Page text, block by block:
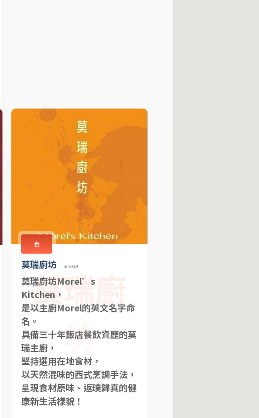
食
莫瑞廚坊 1614
莫瑞廚
坊
莫瑞廚坊Morel’s
Kitchen，
是以主廚Morel的英文名字命
名。
具備三十年飯店餐飲資歷的莫
瑞主廚，
堅持選用在地食材，
以天然混味的西式烹調手法，
呈現食材原味、返璞歸真的健
康新生活樣貌！